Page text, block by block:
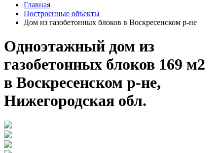
Главная
Построенные объекты
Дом из газобетонных блоков в Воскресенском р-не
Одноэтажный дом из
газобетонных блоков 169 м2
в Воскресенском р-не,
Нижегородская обл.